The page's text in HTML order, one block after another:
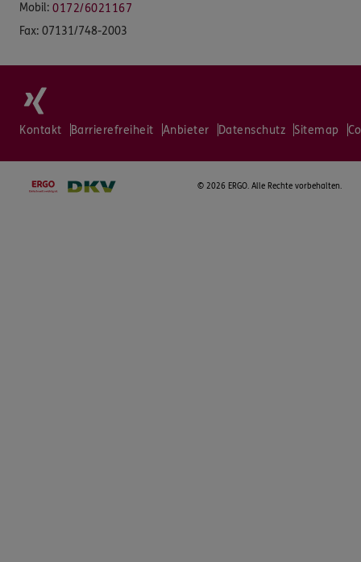
Mobil: 0172/6021167
Fax: 07131/748-2003
Kontakt Barrierefreiheit Anbieter Datenschutz Sitemap
© 2026 ERGO. Alle Rechte vorbehalten.